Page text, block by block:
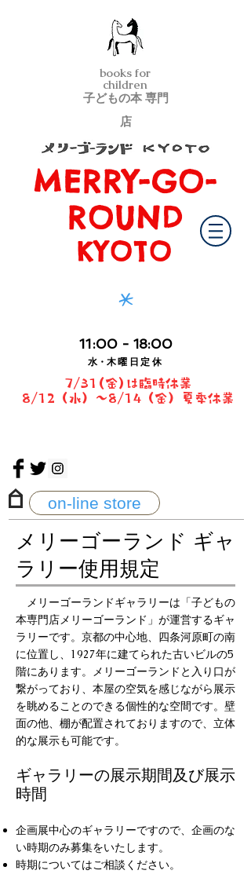
子どもの本 専門
店
books for
children
メリーゴーランド京都
MERRY-GO-
ROUND
KYOTO
*
11 :00 - 18:00
水・ 木曜日定休
7/31(金)は臨時休業
8/12（水）〜8/14（金）夏季休業
on-line store
メリーゴーランド ギャ
ラリー使用規定
メリーゴーランドギャラリーは「子どもの
本専門店メリーゴーランド」が運営するギャ
ラリーです。京都の中心地、四条河原町の南
に位置し、1927年に建てられた古いビルの5
階にあります。メリーゴーランドと入り口が
繋がっており、本屋の空気を感じながら展示
を眺めることのできる個性的な空間です。壁
面の他、棚が配置されておりますので、立体
的な展示も可能です。
ギャラリーの展示期間及び展示
時間
企画展中心のギャラリーですので、企画のな
い時期のみ募集をいたします。
時期についてはご相談ください。